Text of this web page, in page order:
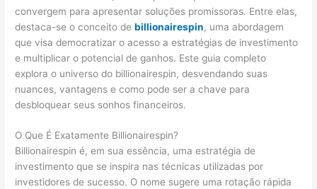
convergem para apresentar soluções promissoras. Entre elas,
destaca-se o conceito debillionairespin, uma abordagem
que visa democratizar o acesso a estratégias de investimento
e multiplicar o potencial de ganhos. Este guia completo
explora o universo do billionairespin, desvendando suas
nuances, vantagens e como pode ser a chave para
desbloquear seus sonhos financeiros.
O Que É Exatamente Billionairespin?
Billionairespin é, em sua essência, uma estratégia de
investimento que se inspira nas técnicas utilizadas por
investidores de sucesso. O nome sugere uma rotação rápida